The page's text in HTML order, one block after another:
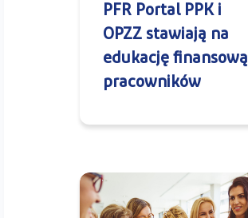
PFR Portal PPK i
OPZZ stawiają na
edukację finansową
pracowników